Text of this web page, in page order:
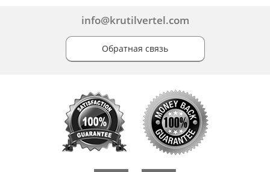
info@krutilvertel.com
Обратная связь